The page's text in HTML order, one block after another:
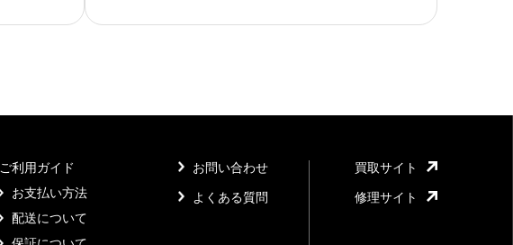
ご利用ガイド
お支払い方法
配送について
お問い合わせ
よくある質問
買取サイト
修理サイト